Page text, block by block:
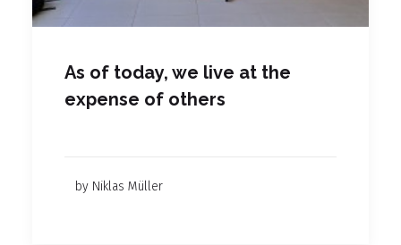
As of today, we live at the
expense of others
by Niklas Müller